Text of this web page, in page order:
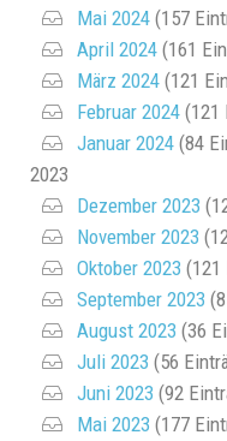
Mai 2024 (157
April 2024 (161
März 2024 (121
Februar 2024 (121
Januar 2024 (84
2023
Dezember 2023
November 2023
Oktober 2023 (121
September 2023
August 2023 (36
Juli 2023 (56
Juni 2023 (92
Mai 2023 (177